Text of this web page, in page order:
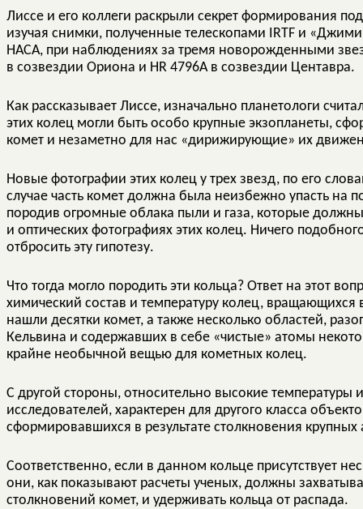
Лиссе и его коллеги раскрыли секрет формирования
изучая снимки, полученные телескопами IRTF и
НАСА, при наблюдениях за тремя новорожденными
в созвездии Ориона и HR 4796A в созвездии Центавра.
Как рассказывает Лиссе, изначально планетологи
этих колец могли быть особо крупные экзопланеты,
комет и незаметно для нас «дирижирующие» их
Новые фотографии этих колец у трех звезд, по его
случае часть комет должна была неизбежно упасть на
породив огромные облака пыли и газа, которые
и оптических фотографиях этих колец. Ничего
отбросить эту гипотезу.
Что тогда могло породить эти кольца? Ответ на этот
химический состав и температуру колец, вращающихся
нашли десятки комет, а также несколько областей,
Кельвина и содержавших в себе «чистые» атомы
крайне необычной вещью для кометных колец.
С другой стороны, относительно высокие
исследователей, характерен для другого класса
сформировавшихся в результате столкновения
Соответственно, если в данном кольце присутствует
они, как показывают расчеты ученых, должны
столкновений комет, и удерживать кольца от распада.